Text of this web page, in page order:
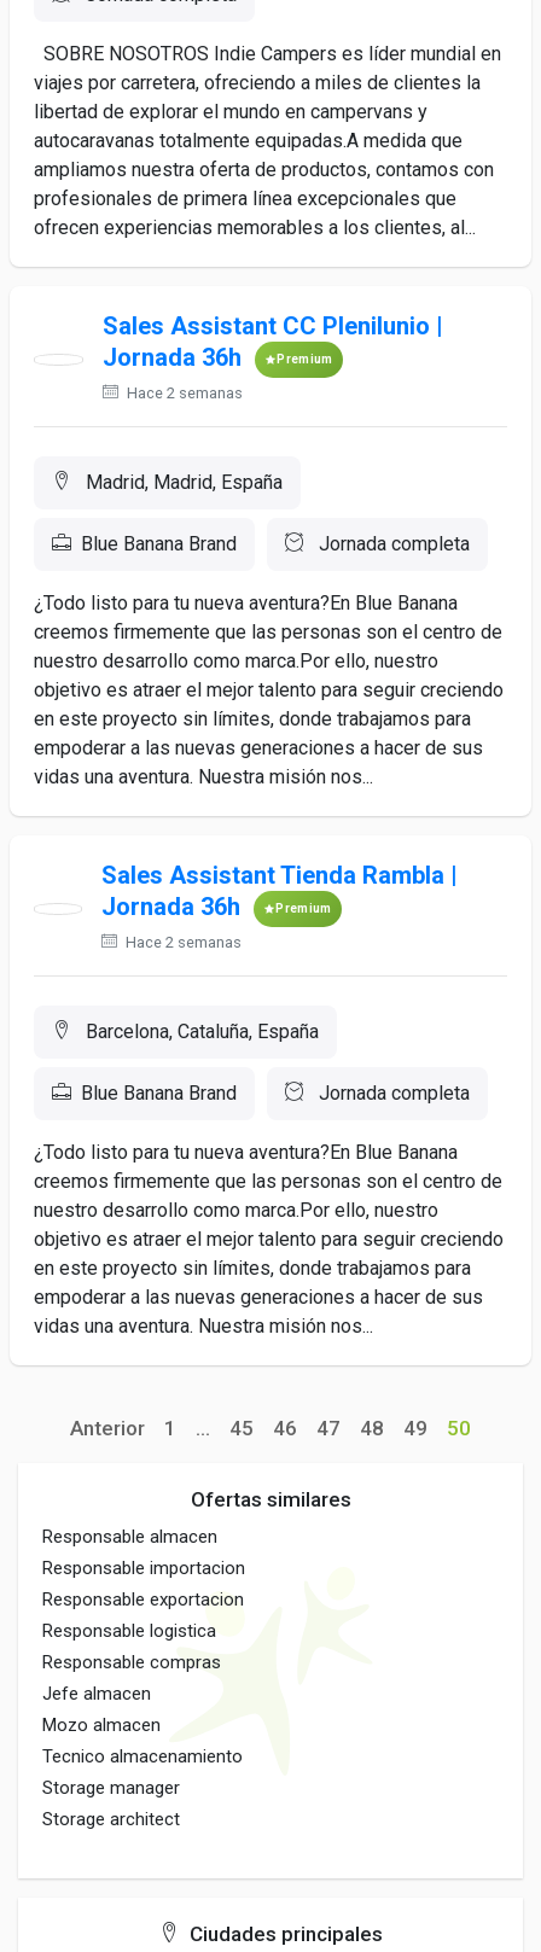
SOBRE NOSOTROS Indie Campers es líder mundial en
viajes por carretera, ofreciendo a miles de clientes la
libertad de explorar el mundo en campervans y
autocaravanas totalmente equipadas.A medida que
ampliamos nuestra oferta de productos, contamos con
profesionales de primera línea excepcionales que
ofrecen experiencias memorables a los clientes, al...
Sales Assistant CC Plenilunio |
Jornada 36h
Premium
Hace 2 semanas
Madrid, Madrid, España
Blue Banana Brand Jornada completa
¿Todo listo para tu nueva aventura?En Blue Banana
creemos firmemente que las personas son el centro de
nuestro desarrollo como marca.Por ello, nuestro
objetivo es atraer el mejor talento para seguir creciendo
en este proyecto sin límites, donde trabajamos para
empoderar a las nuevas generaciones a hacer de sus
vidas una aventura. Nuestra misión nos...
Sales Assistant Tienda Rambla |
Jornada 36h
Premium
Hace 2 semanas
Barcelona, Cataluña, España
Blue Banana Brand Jornada completa
¿Todo listo para tu nueva aventura?En Blue Banana
creemos firmemente que las personas son el centro de
nuestro desarrollo como marca.Por ello, nuestro
objetivo es atraer el mejor talento para seguir creciendo
en este proyecto sin límites, donde trabajamos para
empoderar a las nuevas generaciones a hacer de sus
vidas una aventura. Nuestra misión nos...
Anterior 1 ... 45 46 47 48 49 50
Ofertas similares
Responsable almacen
Responsable importacion
Responsable exportacion
Responsable logistica
Responsable compras
Jefe almacen
Mozo almacen
Tecnico almacenamiento
Storage manager
Storage architect
Ciudades principales